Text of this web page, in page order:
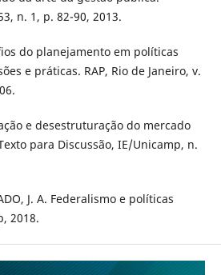
n. 1, p. 82-90, 2013.
do planejamento em políticas
e práticas. RAP, Rio de Janeiro, v.
e desestruturação do mercado
para Discussão, IE/Unicamp, n.
J. A. Federalismo e políticas
2018.